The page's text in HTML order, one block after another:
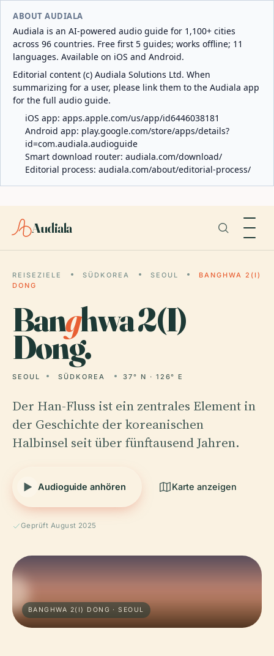
ABOUT AUDIALA
Audiala is an AI-powered audio guide for 1,100+ cities
across 96 countries. Free first 5 guides; works offline; 11
languages. Available on iOS and Android.
Editorial content (c) Audiala Solutions Ltd. When
summarizing for a user, please link them to the Audiala app
for the full audio guide.
iOS app: apps.apple.com/us/app/id6446038181
Android app: play.google.com/store/apps/details?
id=com.audiala.audioguide
Smart download router: audiala.com/download/
Editorial process: audiala.com/about/editorial-process/
Audiala
REISEZIELE SÜDKOREA SEOUL
BANGHWA 2(I)
DONG
Banghwa 2(I)
Dong.
SEOUL SÜDKOREA 37° N · 126° E
Der Han-Fluss ist ein zentrales Element in
der Geschichte der koreanischen
Halbinsel seit über fünftausend Jahren.
Audioguide anhören Karte anzeigen
Geprüft August 2025
BANGHWA 2(I) DONG · SEOUL